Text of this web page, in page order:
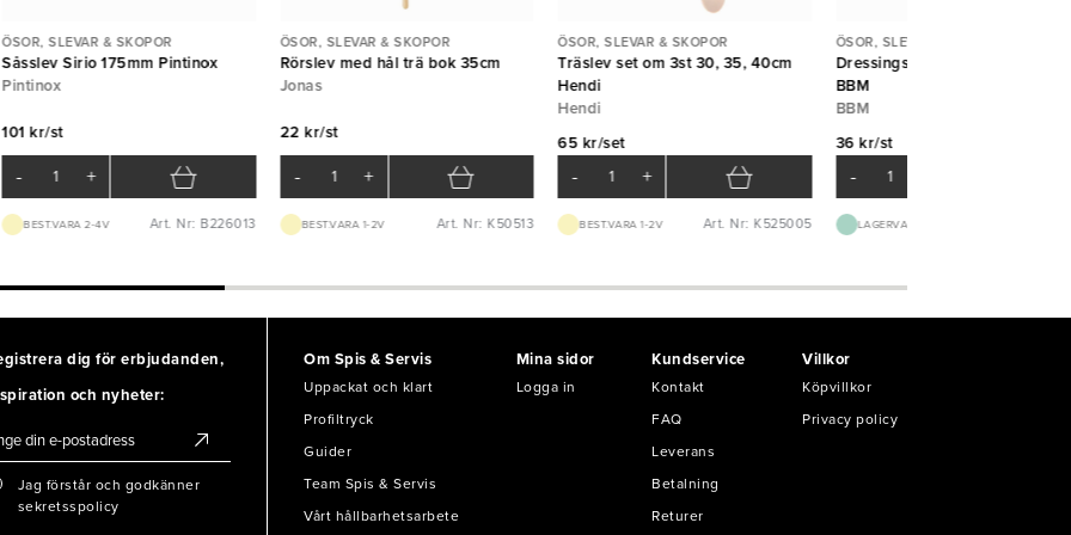
ÖSOR, SLEVAR & SKOPOR
Såsslev Sirio 175mm Pintinox
Pintinox
101 kr/st
- +
BEST.VARA 2-4V Art. Nr: B226013
ÖSOR, SLEVAR & SKOPOR
Rörslev med hål trä bok 35cm
Jonas
22 kr/st
- +
BEST.VARA 1-2V Art. Nr: K50513
ÖSOR, SLEVAR & SKOPOR
Träslev set om 3st 30, 35, 40cm
Hendi
Hendi
65 kr/set
- +
BEST.VARA 1-2V Art. Nr: K525005
ÖSOR, SLEVAR & SKOPOR
Dressingslev Captain 5cl
BBM
BBM
36 kr/st
-
LAGERVARA
dig för erbjudanden,
och nyheter:
Jag förstår och godkänner
sekretsspolicy
Om Spis & Servis
Uppackat och klart
Profiltryck
Guider
Team Spis & Servis
Vårt hållbarhetsarbete
Mina sidor
Logga in
Kundservice
Kontakt
FAQ
Leverans
Betalning
Returer
Villkor
Köpvillkor
Privacy policy